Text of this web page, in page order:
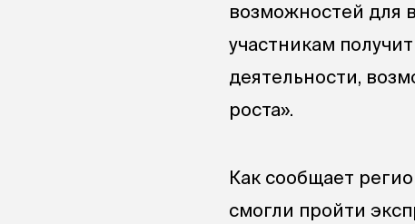
возможностей для
участникам
деятельности,
роста».
Как сообщает
смогли пройти